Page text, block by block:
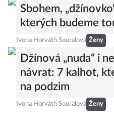
Sbohem,
kterých budeme
Ivona Horváth Souralová Ženy
Džínová „nuda“ i
návrat: 7 kalhot,
na podzim
Ivona Horváth Souralová Ženy